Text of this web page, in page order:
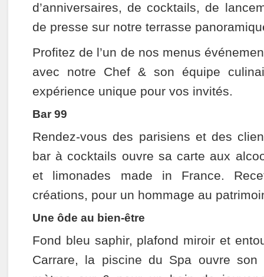
d’anniversaires, de cocktails, de
de presse sur notre terrasse
Profitez de l’un de nos menus
avec notre Chef & son équipe
expérience unique pour vos invités.
Bar 99
Rendez-vous des parisiens et des
bar à cocktails ouvre sa carte aux
et limonades made in France.
créations, pour un hommage au
Une ôde au bien-être
Fond bleu saphir, plafond miroir et
Carrare, la piscine du Spa ouvre son